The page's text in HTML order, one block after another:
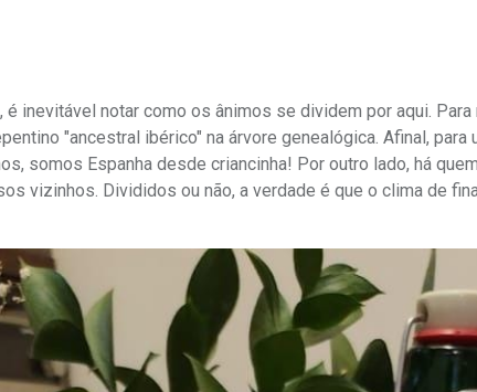
, é inevitável notar como os ânimos se dividem por aqui.
"ancestral ibérico" na árvore genealógica. Afinal, para
somos Espanha desde criancinha! Por outro lado, há
vizinhos. Divididos ou não, a verdade é que o clima de